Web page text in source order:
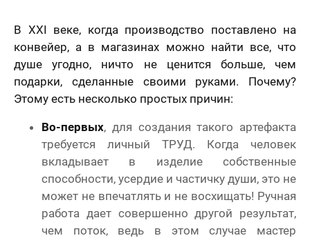
В XXI веке, когда производство поставлено на
конвейер, а в магазинах можно найти все, что
душе угодно, ничто не ценится больше, чем
подарки, сделанные своими руками. Почему?
Этому есть несколько простых причин:
Во-первых, для создания такого артефакта
требуется личный ТРУД. Когда человек
вкладывает в изделие собственные
способности, усердие и частичку души, это не
может не впечатлять и не восхищать! Ручная
работа дает совершенно другой результат,
чем поток, ведь в этом случае мастер